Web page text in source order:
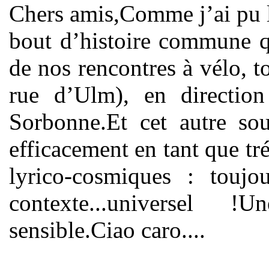
Chers amis,Comme j’ai
bout d’histoire commune
de nos rencontres à vélo,
rue d’Ulm), en
Sorbonne.Et cet autre
efficacement en tant que
lyrico-cosmiques :
contexte...universel
sensible.Ciao caro....